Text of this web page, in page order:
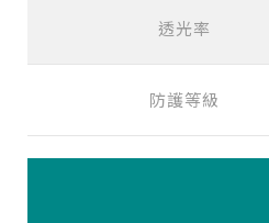
透光率
防護等級